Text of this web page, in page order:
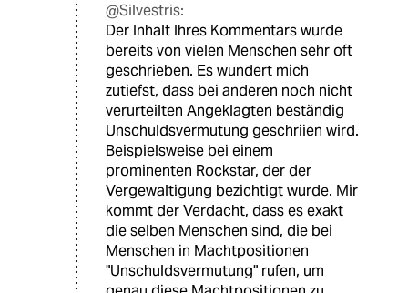
@Silvestris:
Der Inhalt Ihres Kommentars wurde
bereits von vielen Menschen sehr oft
geschrieben. Es wundert mich
zutiefst, dass bei anderen noch nicht
verurteilten Angeklagten beständig
Unschuldsvermutung geschriien wird.
Beispielsweise bei einem
prominenten Rockstar, der der
Vergewaltigung bezichtigt wurde. Mir
kommt der Verdacht, dass es exakt
die selben Menschen sind, die bei
Menschen in Machtpositionen
"Unschuldsvermutung" rufen, um